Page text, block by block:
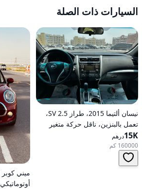
السيارات ذات الصلة
نيسان ألتيما 2015، طراز 2.5 SV،
تعمل بالبنزين، ناقل حركة متغير
مستمر (CVT)، دفع أمامي
15Kدرهم
160000 كم